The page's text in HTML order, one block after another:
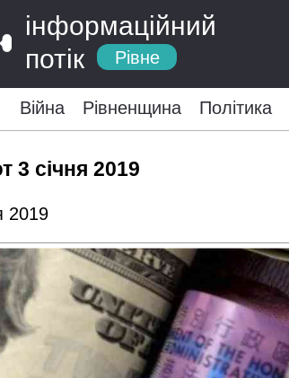
інформаційний
потік
Рівне
Війна Рівненщина Політика
3 січня 2019
2019